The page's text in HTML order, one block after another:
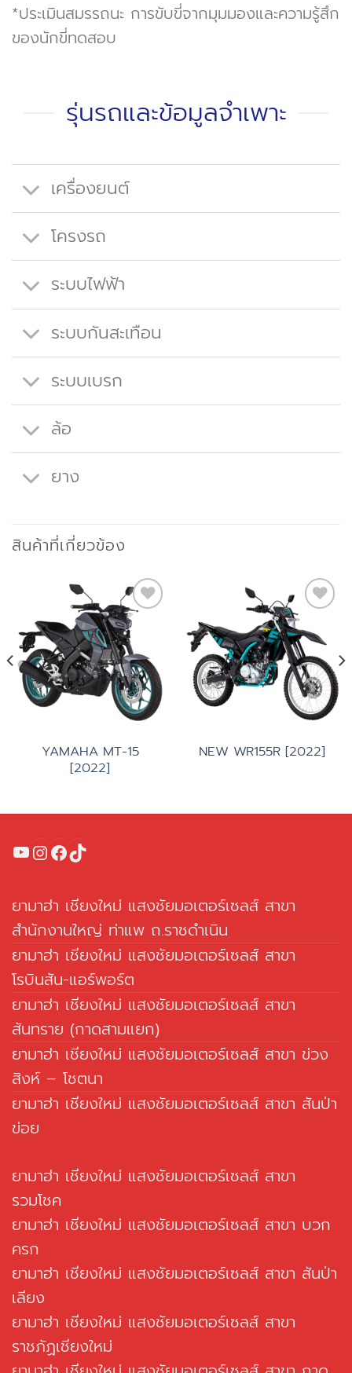
*ประเมินสมรรถนะ การขับขี่จากมุมมองและความรู้สึก
ของนักขี่ทดสอบ
รุ่นรถและข้อมูลจำเพาะ
เครื่องยนต์
โครงรถ
ระบบไฟฟ้า
ระบบกันสะเทือน
ระบบเบรก
ล้อ
ยาง
สินค้าที่เกี่ยวข้อง
Add to
wishlist
YAMAHA MT-15
[2022]
Add to
wishlist
NEW WR155R [2022]
YouTube
Instagram
Facebook
ยามาฮ่า เชียงใหม่ แสงชัยมอเตอร์เซลส์ สาขา
สำนักงานใหญ่ ท่าแพ ถ.ราชดำเนิน
ยามาฮ่า เชียงใหม่ แสงชัยมอเตอร์เซลส์ สาขา
โรบินสัน-แอร์พอร์ต
ยามาฮ่า เชียงใหม่ แสงชัยมอเตอร์เซลส์ สาขา
สันทราย (กาดสามแยก)
ยามาฮ่า เชียงใหม่ แสงชัยมอเตอร์เซลส์ สาขา ข่วง
สิงห์ – โชตนา
ยามาฮ่า เชียงใหม่ แสงชัยมอเตอร์เซลส์ สาขา สันป่า
ข่อย
ยามาฮ่า เชียงใหม่ แสงชัยมอเตอร์เซลส์ สาขา
รวมโชค
ยามาฮ่า เชียงใหม่ แสงชัยมอเตอร์เซลส์ สาขา บวก
ครก
ยามาฮ่า เชียงใหม่ แสงชัยมอเตอร์เซลส์ สาขา สันป่า
เลียง
ยามาฮ่า เชียงใหม่ แสงชัยมอเตอร์เซลส์ สาขา
ราชภัฏเชียงใหม่